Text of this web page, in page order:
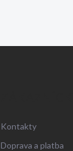
Kontakty
Doprava a platba